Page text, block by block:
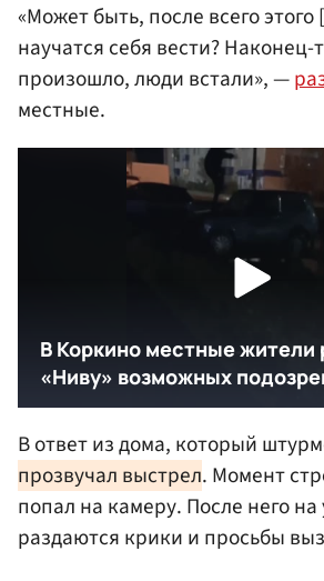
«Может быть, после всего этого
научатся себя вести? Наконец-
произошло, люди встали», —
местные.
В ответ из дома, который
прозвучал выстрел. Момент
попал на камеру. После него на
раздаются крики и просьбы